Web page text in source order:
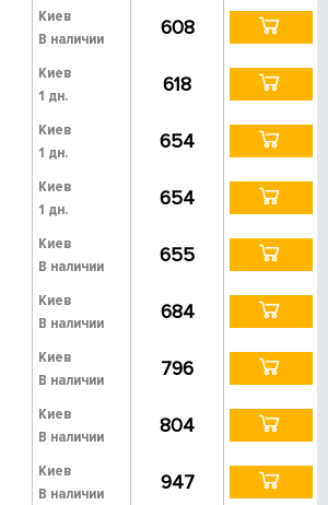
Киев
В наличии
608
Киев
1 дн.
618
Киев
1 дн.
654
Киев
1 дн.
654
Киев
В наличии
655
Киев
В наличии
684
Киев
В наличии
796
Киев
В наличии
804
Киев
В наличии
947